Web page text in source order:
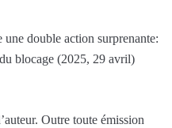
double action surprenante:
blocage (2025, 29 avril)
Outre toute émission